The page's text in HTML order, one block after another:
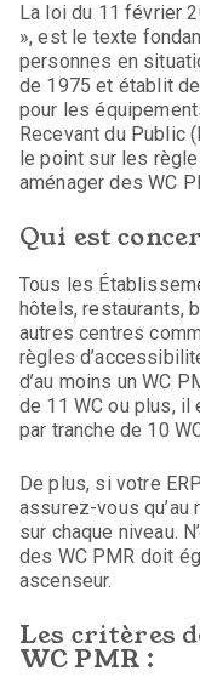
La loi du 11 février
», est le texte
personnes en
de 1975 et établit
pour les
Recevant du Public
le point sur les
aménager des WC
Qui est
Tous les
hôtels, restaurants,
autres centres
règles
d’au moins un WC
de 11 WC ou plus, il
par tranche de 10
De plus, si votre
assurez-vous
sur chaque niveau.
des WC PMR doit
ascenseur.
Les critères
WC PMR :